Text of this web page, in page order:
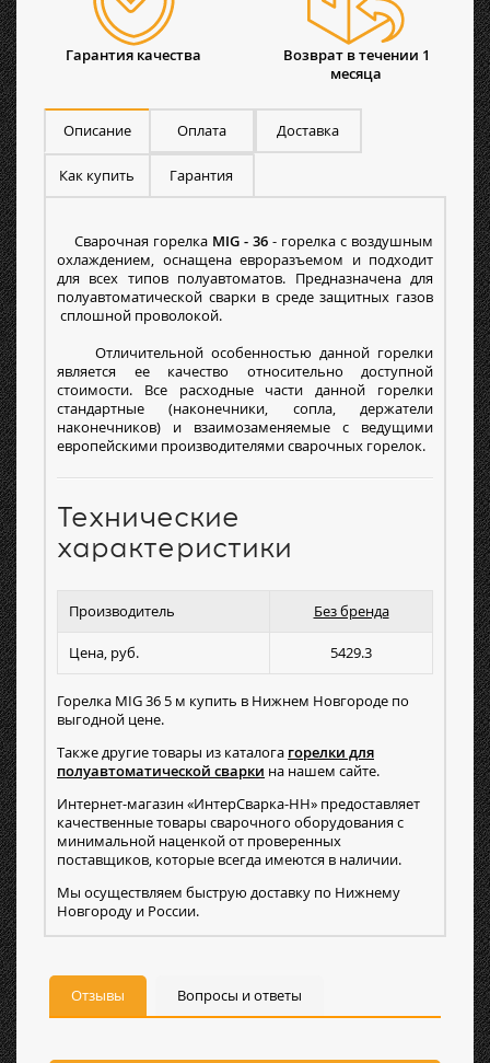
Гарантия качества
Возврат в течении 1
месяца
Описание Оплата Доставка
Как купить Гарантия
Сварочная горелка MIG - 36 - горелка с воздушным
охлаждением, оснащена евроразъемом и подходит
для всех типов полуавтоматов. Предназначена для
полуавтоматической сварки в среде защитных газов
сплошной проволокой.
Отличительной особенностью данной горелки
является ее качество относительно доступной
стоимости. Все расходные части данной горелки
стандартные (наконечники, сопла, держатели
наконечников) и взаимозаменяемые с ведущими
европейскими производителями сварочных горелок.
Технические
характеристики
Производитель Без бренда
Цена, руб. 5429.3
Горелка MIG 36 5 м купить в Нижнем Новгороде по
выгодной цене.
Также другие товары из каталога горелки для
полуавтоматической сварки на нашем сайте.
Интернет-магазин «ИнтерСварка-НН» предоставляет
качественные товары сварочного оборудования с
минимальной наценкой от проверенных
поставщиков, которые всегда имеются в наличии.
Мы осуществляем быструю доставку по Нижнему
Новгороду и России.
Отзывы Вопросы и ответы